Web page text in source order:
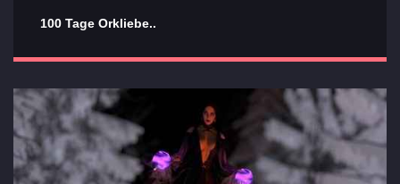
100 Tage Orkliebe..